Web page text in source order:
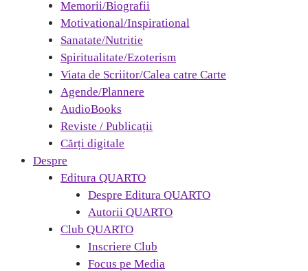
Memorii/Biografii
Motivational/Inspirational
Sanatate/Nutritie
Spiritualitate/Ezoterism
Viata de Scriitor/Calea catre Carte
Agende/Plannere
AudioBooks
Reviste / Publicații
Cărți digitale
Despre
Editura QUARTO
Despre Editura QUARTO
Autorii QUARTO
Club QUARTO
Inscriere Club
Focus pe Media